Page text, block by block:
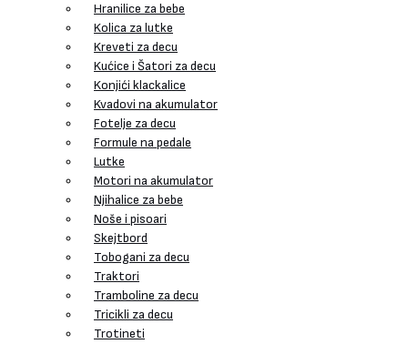
Hranilice za bebe
Kolica za lutke
Kreveti za decu
Kućice i Šatori za decu
Konjići klackalice
Kvadovi na akumulator
Fotelje za decu
Formule na pedale
Lutke
Motori na akumulator
Njihalice za bebe
Noše i pisoari
Skejtbord
Tobogani za decu
Traktori
Tramboline za decu
Tricikli za decu
Trotineti